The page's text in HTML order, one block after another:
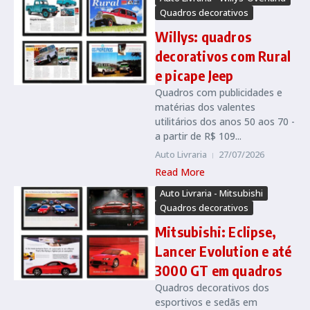
Quadros decorativos
Willys: quadros
decorativos com Rural
e picape Jeep
Quadros com publicidades e
matérias dos valentes
utilitários dos anos 50 aos 70 -
a partir de R$ 109...
Auto Livraria 27/07/2026
Read More
Auto Livraria - Mitsubishi
Quadros decorativos
Mitsubishi: Eclipse,
Lancer Evolution e até
3000 GT em quadros
Quadros decorativos dos
esportivos e sedãs em